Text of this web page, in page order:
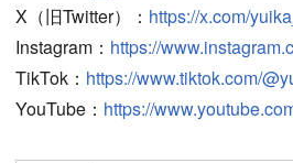
X（旧Twitter）： https://x.com/
Instagram： https://
TikTok： https://www.tiktok.com/
YouTube： https://